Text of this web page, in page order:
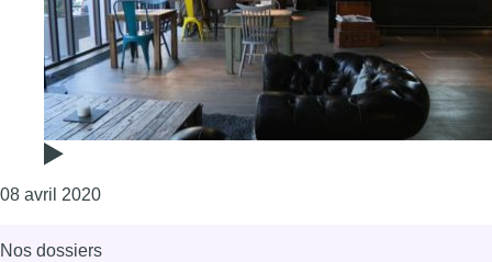
08 avril 2020Consulter l'article "Les hôtels continuent à
Nos dossiers